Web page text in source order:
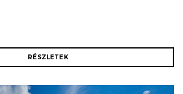
RÉSZLETEK